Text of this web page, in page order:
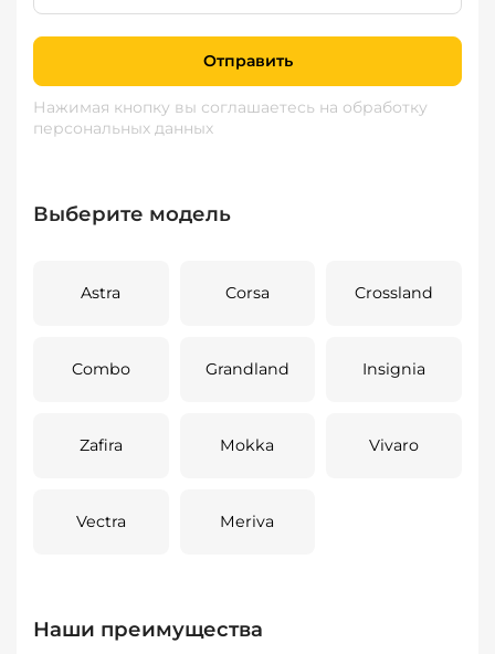
Отправить
Нажимая кнопку вы соглашаетесь на обработку
персональных данных
Выберите модель
Astra Corsa Crossland
Combo Grandland Insignia
Zafira Mokka Vivaro
Vectra Meriva
Наши преимущества